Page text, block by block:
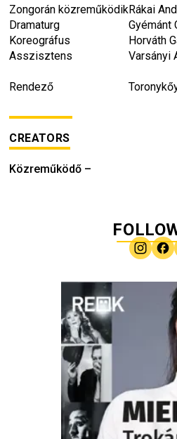
Zongorán közreműködikRákai
Dramaturg
Gyémánt
Koreográfus
Horváth
Asszisztens
Varsányi
Rendező
CREATORS
Közreműködő –